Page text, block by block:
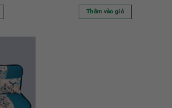
Thêm vào giỏ